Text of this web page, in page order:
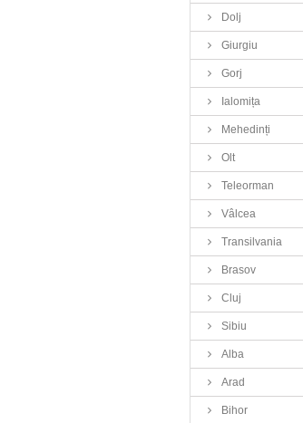
Dolj
Giurgiu
Gorj
Ialomița
Mehedinți
Olt
Teleorman
Vâlcea
Transilvania
Brasov
Cluj
Sibiu
Alba
Arad
Bihor